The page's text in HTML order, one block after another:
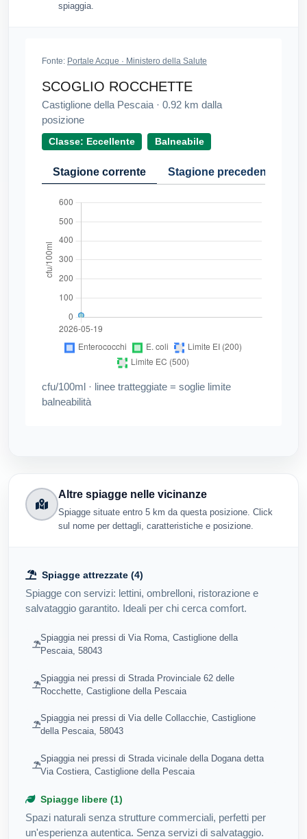
spiaggia.
Fonte: Portale Acque · Ministero della Salute
SCOGLIO ROCCHETTE
Castiglione della Pescaia · 0.92 km dalla
posizione
Classe: Eccellente Balneabile
Stagione corrente Stagione precedente
cfu/100ml · linee tratteggiate = soglie limite
balneabilità
Altre spiagge nelle vicinanze
Spiagge situate entro 5 km da questa posizione. Click
sul nome per dettagli, caratteristiche e posizione.
Spiagge attrezzate (4)
Spiagge con servizi: lettini, ombrelloni, ristorazione e
salvataggio garantito. Ideali per chi cerca comfort.
Spiaggia nei pressi di Via Roma, Castiglione della
Pescaia, 58043
Spiaggia nei pressi di Strada Provinciale 62 delle
Rocchette, Castiglione della Pescaia
Spiaggia nei pressi di Via delle Collacchie, Castiglione
della Pescaia, 58043
Spiaggia nei pressi di Strada vicinale della Dogana detta
Via Costiera, Castiglione della Pescaia
Spiagge libere (1)
Spazi naturali senza strutture commerciali, perfetti per
un'esperienza autentica. Senza servizi di salvataggio.